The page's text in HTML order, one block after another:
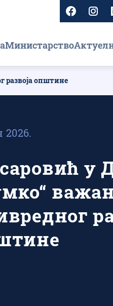
Министарство
развоја општине
2026.
у